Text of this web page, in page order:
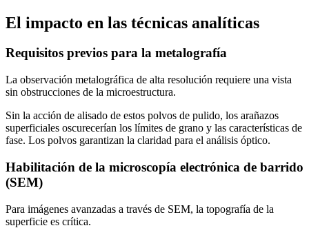
El impacto en las técnicas analíticas
Requisitos previos para la metalografía
La observación metalográfica de alta resolución requiere una vista
sin obstrucciones de la microestructura.
Sin la acción de alisado de estos polvos de pulido, los arañazos
superficiales oscurecerían los límites de grano y las características de
fase. Los polvos garantizan la claridad para el análisis óptico.
Habilitación de la microscopía electrónica de barrido
(SEM)
Para imágenes avanzadas a través de SEM, la topografía de la
superficie es crítica.